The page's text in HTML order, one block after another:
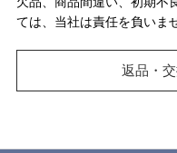
ては、当社は責任を負いま
返品・